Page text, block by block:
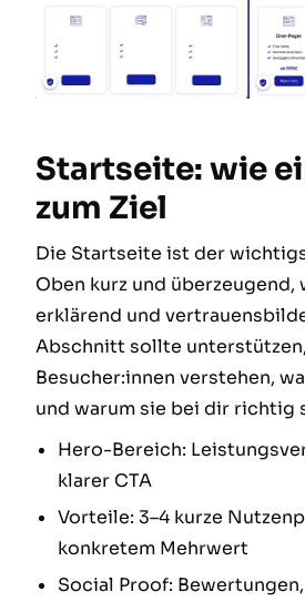
Startseite: wie
zum Ziel
Die Startseite ist der
Oben kurz und überzeugend,
erklärend und
Abschnitt sollte
Besucher:innen verstehen,
und warum sie bei dir richtig
Hero-Bereich:
klarer CTA
Vorteile: 3–4 kurze
konkretem Mehrwert
Social Proof: